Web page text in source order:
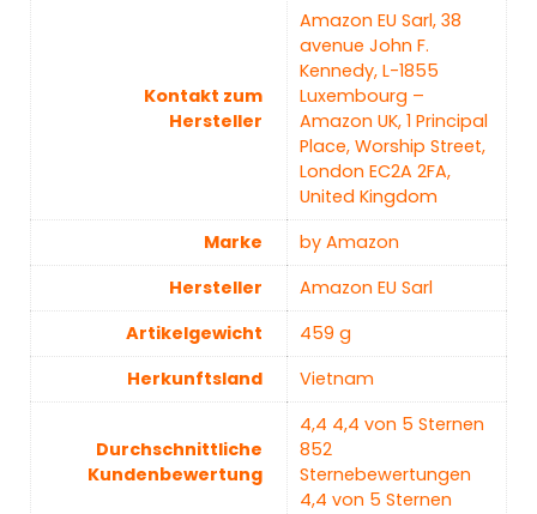
Kontakt zum
Hersteller
‎Amazon EU Sarl, 38
avenue John F.
Kennedy, L-1855
Luxembourg –
Amazon UK, 1 Principal
Place, Worship Street,
London EC2A 2FA,
United Kingdom
Marke
‎by Amazon
Hersteller
‎Amazon EU Sarl
Artikelgewicht
‎459 g
Herkunftsland
Vietnam
Durchschnittliche
Kundenbewertung
4,4 4,4 von 5 Sternen
852
Sternebewertungen
4,4 von 5 Sternen